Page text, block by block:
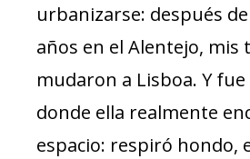
urbanizarse: después
años en el Alentejo, mis
mudaron a Lisboa. Y
donde ella realmente
espacio: respiró hondo,